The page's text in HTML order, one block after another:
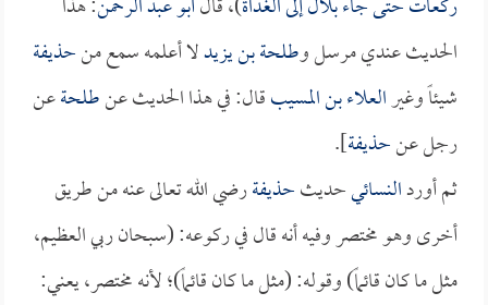
الحديث عندي مرسل وطلحة بن يزيدلا أعلمه سمع منحذيفة
شيئاً وغيرالعلاء بن المسيبقال: في هذا الحديث عنطلحةعن
رجل عنحذيفة].
ثم أوردالنسائيحديثحذيفةرضي الله تعالى عنه من طريق
أخرى وهو مختصر وفيه أنه قال في ركوعه: (سبحان ربي العظيم،
مثل ما كان قائماً) وقوله: (مثل ما كان قائماً)؛ لأنه مختصر، يعني: